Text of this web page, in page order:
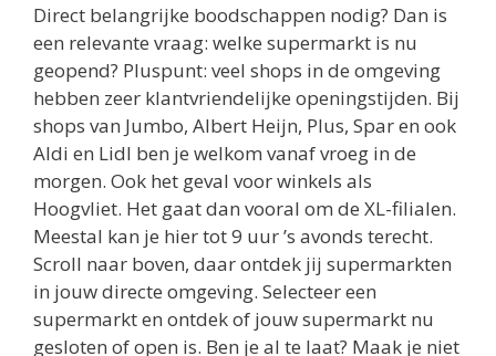
Direct belangrijke boodschappen nodig? Dan is
een relevante vraag: welke supermarkt is nu
geopend? Pluspunt: veel shops in de omgeving
hebben zeer klantvriendelijke openingstijden. Bij
shops van Jumbo, Albert Heijn, Plus, Spar en ook
Aldi en Lidl ben je welkom vanaf vroeg in de
morgen. Ook het geval voor winkels als
Hoogvliet. Het gaat dan vooral om de XL-filialen.
Meestal kan je hier tot 9 uur ’s avonds terecht.
Scroll naar boven, daar ontdek jij supermarkten
in jouw directe omgeving. Selecteer een
supermarkt en ontdek of jouw supermarkt nu
gesloten of open is. Ben je al te laat? Maak je niet